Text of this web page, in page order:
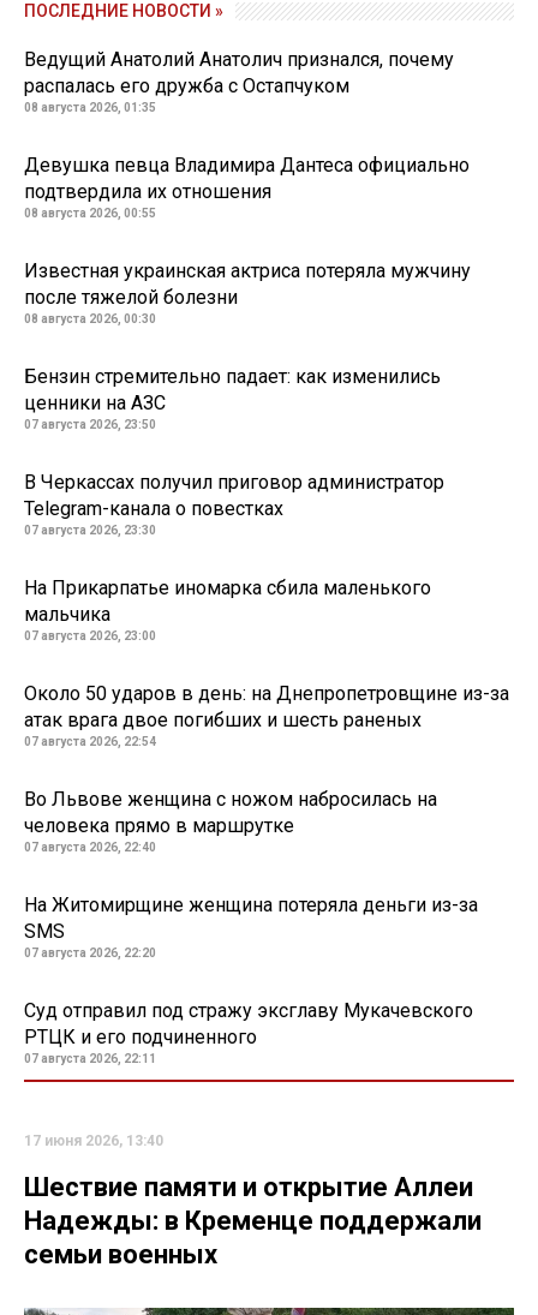
ПОСЛЕДНИЕ НОВОСТИ »
Ведущий Анатолий Анатолич признался, почему
распалась его дружба с Остапчуком
08 августа 2026, 01:35
Девушка певца Владимира Дантеса официально
подтвердила их отношения
08 августа 2026, 00:55
Известная украинская актриса потеряла мужчину
после тяжелой болезни
08 августа 2026, 00:30
Бензин стремительно падает: как изменились
ценники на АЗС
07 августа 2026, 23:50
В Черкассах получил приговор администратор
Telegram-канала о повестках
07 августа 2026, 23:30
На Прикарпатье иномарка сбила маленького
мальчика
07 августа 2026, 23:00
Около 50 ударов в день: на Днепропетровщине из-за
атак врага двое погибших и шесть раненых
07 августа 2026, 22:54
Во Львове женщина с ножом набросилась на
человека прямо в маршрутке
07 августа 2026, 22:40
На Житомирщине женщина потеряла деньги из-за
SMS
07 августа 2026, 22:20
Суд отправил под стражу эксглаву Мукачевского
РТЦК и его подчиненного
07 августа 2026, 22:11
17 июня 2026, 13:40
Шествие памяти и открытие Аллеи
Надежды: в Кременце поддержали
семьи военных